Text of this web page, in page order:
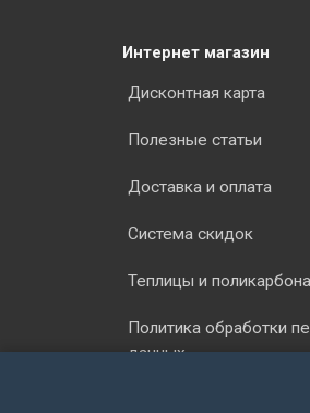
Интернет магазин
Дисконтная карта
Полезные статьи
Доставка и оплата
Система скидок
Теплицы и
Политика обработки
данных